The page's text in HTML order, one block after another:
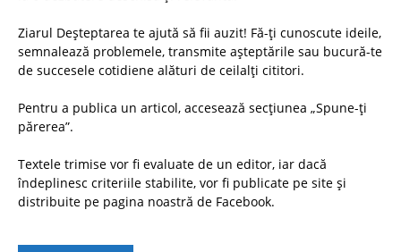
Ziarul Deșteptarea te ajută să fii auzit! Fă-ți cunoscute ideile,
semnalează problemele, transmite așteptările sau bucură-te
de succesele cotidiene alături de ceilalți cititori.
Pentru a publica un articol, accesează secțiunea „Spune-ți
părerea”.
Textele trimise vor fi evaluate de un editor, iar dacă
îndeplinesc criteriile stabilite, vor fi publicate pe site și
distribuite pe pagina noastră de Facebook.